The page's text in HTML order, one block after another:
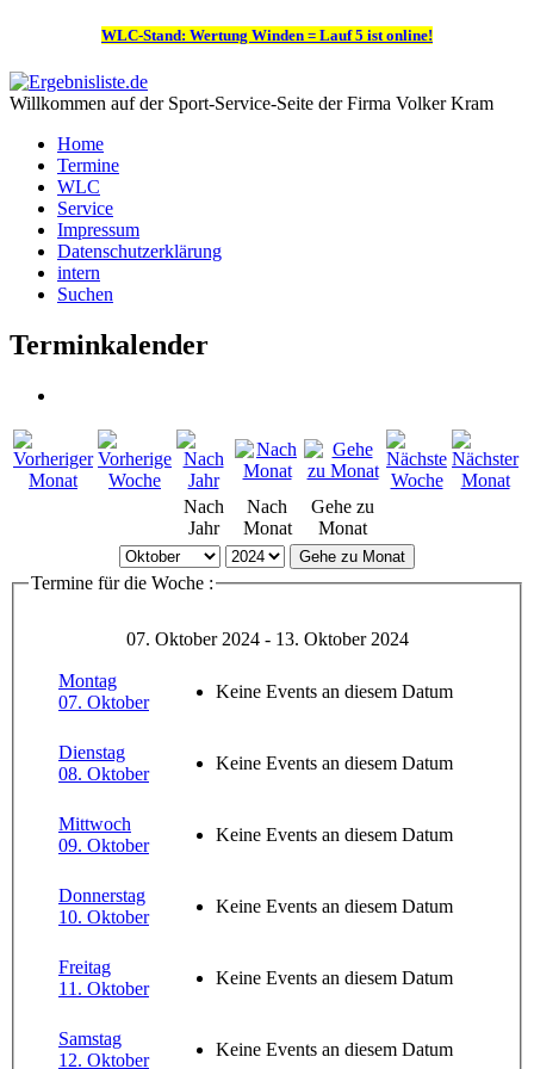
WLC-Stand: Wertung Winden = Lauf 5 ist online!
Willkommen auf der Sport-Service-Seite der Firma Volker Kram
Home
Termine
WLC
Service
Impressum
Datenschutzerklärung
intern
Suchen
Terminkalender
Nach
Jahr
Nach
Monat
Gehe zu
Monat
Gehe zu Monat
Termine für die Woche :
07. Oktober 2024 - 13. Oktober 2024
Montag
07. Oktober
Keine Events an diesem Datum
Dienstag
08. Oktober
Keine Events an diesem Datum
Mittwoch
09. Oktober
Keine Events an diesem Datum
Donnerstag
10. Oktober
Keine Events an diesem Datum
Freitag
11. Oktober
Keine Events an diesem Datum
Samstag
12. Oktober
Keine Events an diesem Datum